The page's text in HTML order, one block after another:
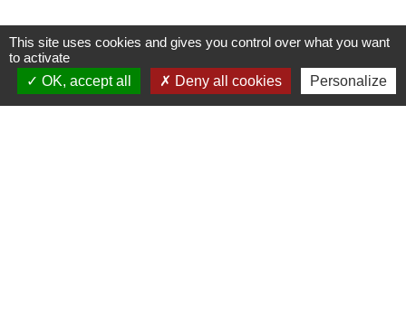
Nous contacter
This site uses cookies and gives you control over what you want
to activate
OK, accept all
Deny all cookies Personalize